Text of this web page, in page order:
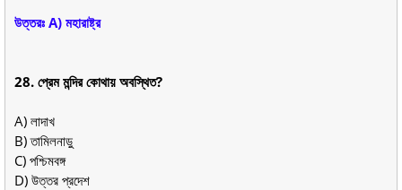
উত্তরঃ A) মহারাষ্ট্র
28. প্রেম মন্দির কোথায় অবস্থিত?
A) লাদাখ
B) তামিলনাড়ু
C) পশ্চিমবঙ্গ
D) উত্তর প্রদেশ